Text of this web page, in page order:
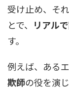
受け止め、そ
とで、
リアル
す。
例えば、ある
欺師の役を演